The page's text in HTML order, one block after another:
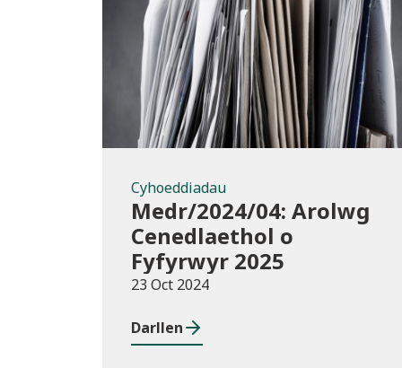
Cyhoeddiadau
Cyhoeddiadau
Medr/2024/04: Arolwg
Cenedlaethol o
Fyfyrwyr 2025
23 Oct 2024
Darllen